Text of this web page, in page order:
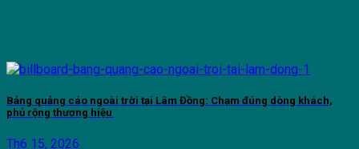
Bảng quảng cáo ngoài trời tại Lâm Đồng: Chạm đúng dòng khách,
phủ rộng thương hiệu
Th6 15, 2026